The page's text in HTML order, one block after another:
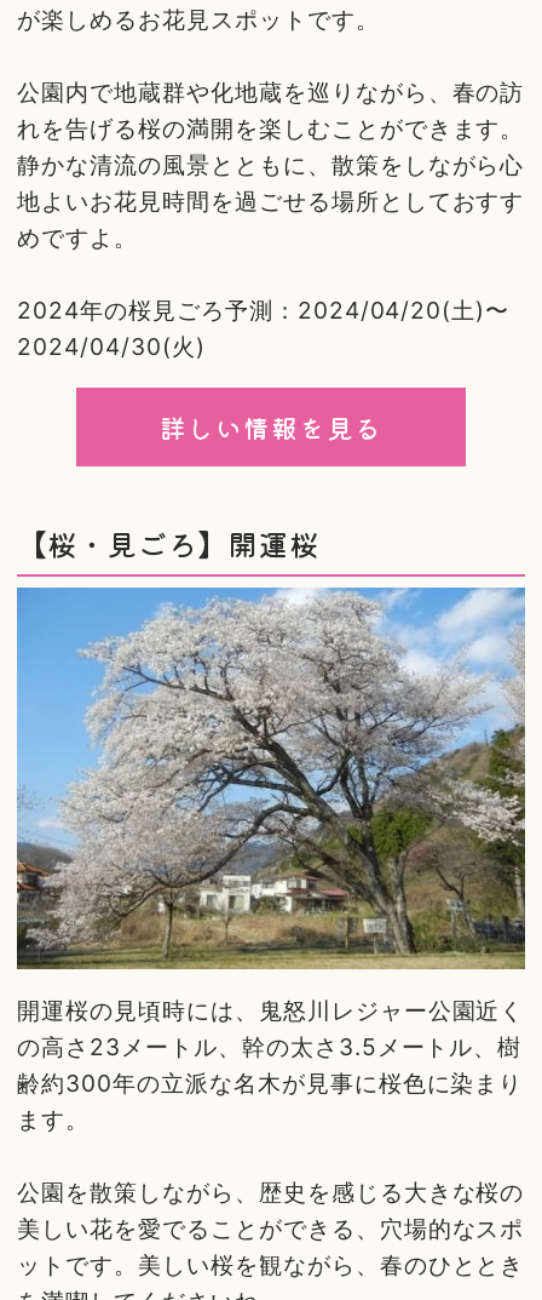
が楽しめるお花見スポットです。
公園内で地蔵群や化地蔵を巡りながら、春の訪
れを告げる桜の満開を楽しむことができます。
静かな清流の風景とともに、散策をしながら心
地よいお花見時間を過ごせる場所としておすす
めですよ。
2024年の桜見ごろ予測：2024/04/20(土)〜
2024/04/30(火)
詳しい情報を見る
【桜・見ごろ】開運桜
開運桜の見頃時には、鬼怒川レジャー公園近く
の高さ23メートル、幹の太さ3.5メートル、樹
齢約300年の立派な名木が見事に桜色に染まり
ます。
公園を散策しながら、歴史を感じる大きな桜の
美しい花を愛でることができる、穴場的なスポ
ットです。美しい桜を観ながら、春のひととき